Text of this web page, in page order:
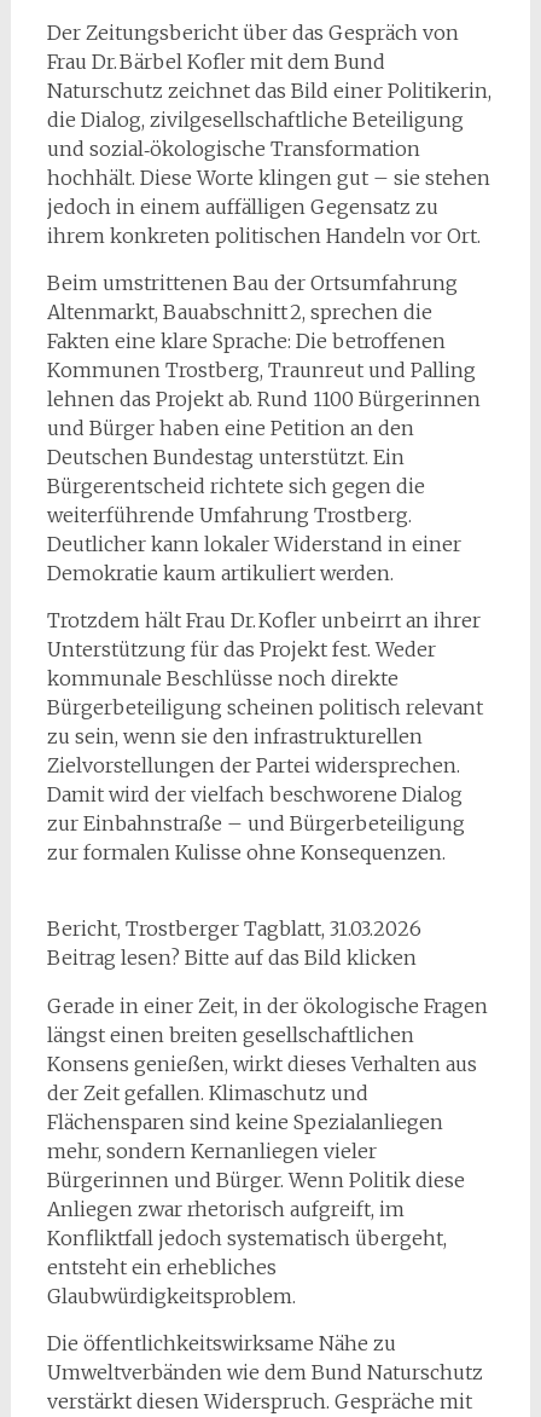
Der Zeitungsbericht über das Gespräch von
Frau Dr. Bärbel Kofler mit dem Bund
Naturschutz zeichnet das Bild einer Politikerin,
die Dialog, zivilgesellschaftliche Beteiligung
und sozial‑ökologische Transformation
hochhält. Diese Worte klingen gut – sie stehen
jedoch in einem auffälligen Gegensatz zu
ihrem konkreten politischen Handeln vor Ort.
Beim umstrittenen Bau der Ortsumfahrung
Altenmarkt, Bauabschnitt 2, sprechen die
Fakten eine klare Sprache: Die betroffenen
Kommunen Trostberg, Traunreut und Palling
lehnen das Projekt ab. Rund 1100 Bürgerinnen
und Bürger haben eine Petition an den
Deutschen Bundestag unterstützt. Ein
Bürgerentscheid richtete sich gegen die
weiterführende Umfahrung Trostberg.
Deutlicher kann lokaler Widerstand in einer
Demokratie kaum artikuliert werden.
Trotzdem hält Frau Dr. Kofler unbeirrt an ihrer
Unterstützung für das Projekt fest. Weder
kommunale Beschlüsse noch direkte
Bürgerbeteiligung scheinen politisch relevant
zu sein, wenn sie den infrastrukturellen
Zielvorstellungen der Partei widersprechen.
Damit wird der vielfach beschworene Dialog
zur Einbahnstraße – und Bürgerbeteiligung
zur formalen Kulisse ohne Konsequenzen.
Bericht, Trostberger Tagblatt, 31.03.2026
Beitrag lesen? Bitte auf das Bild klicken
Gerade in einer Zeit, in der ökologische Fragen
längst einen breiten gesellschaftlichen
Konsens genießen, wirkt dieses Verhalten aus
der Zeit gefallen. Klimaschutz und
Flächensparen sind keine Spezialanliegen
mehr, sondern Kernanliegen vieler
Bürgerinnen und Bürger. Wenn Politik diese
Anliegen zwar rhetorisch aufgreift, im
Konfliktfall jedoch systematisch übergeht,
entsteht ein erhebliches
Glaubwürdigkeitsproblem.
Die öffentlichkeitswirksame Nähe zu
Umweltverbänden wie dem Bund Naturschutz
verstärkt diesen Widerspruch. Gespräche mit